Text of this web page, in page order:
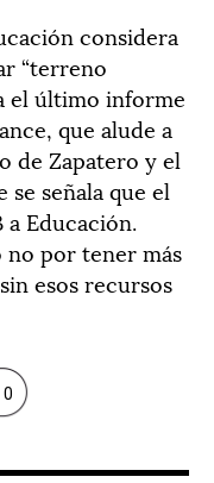
considera
“terreno
el último informe
que alude a
de Zapatero y el
señala que el
a Educación.
no por tener más
esos recursos
0